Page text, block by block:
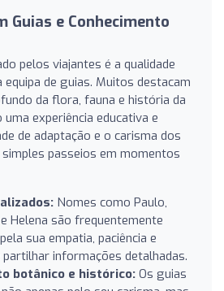
Guias e Conhecimento
pelos viajantes é a qualidade
equipa de guias. Muitos destacam
da flora, fauna e história da
experiência educativa e
de adaptação e o carisma dos
passeios em momentos
Nomes como Paulo,
Helena são frequentemente
sua empatia, paciência e
partilhar informações detalhadas.
botânico e histórico: Os guias